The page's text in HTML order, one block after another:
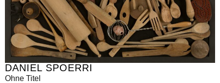
DANIEL SPOERRI
Ohne Titel